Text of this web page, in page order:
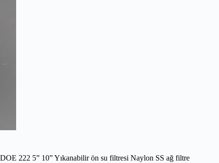
DOE 222 5” 10” Yıkanabilir ön su filtresi Naylon SS ağ filtre